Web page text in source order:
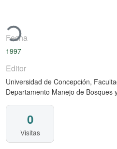
Fecha
1997
Editor
Universidad de Concepción,
Departamento Manejo de Bosques
0
Visitas